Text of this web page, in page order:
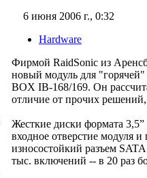
6 июня 2006 г., 0:32
Hardware
Фирмой RaidSonic из
новый модуль для
BOX IB-168/169. Он
отличие от прочих
Жесткие диски формата 3,5”
входное отверстие модуля
износостойкий разъем
тыс. включений -- в 20 раз